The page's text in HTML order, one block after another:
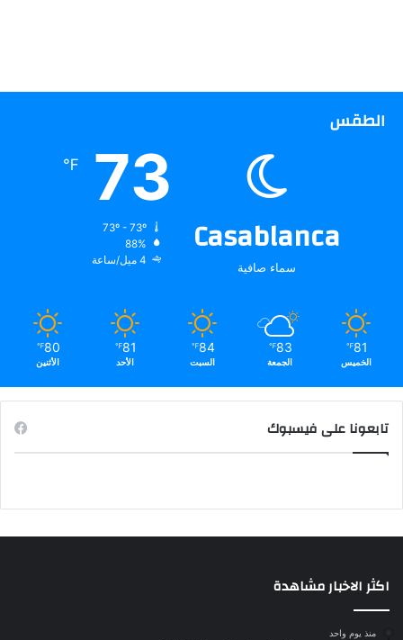
الطقس
Casablanca
سماء صافية
73
℉
88%
4 ميل/ساعة
81
℉
الخميس
83
℉
الجمعة
84
℉
السبت
81
℉
الأحد
80
℉
الأثنين
تابعونا على فيسبوك
اكثر الاخبار مشاهدة
منذ يوم واحد